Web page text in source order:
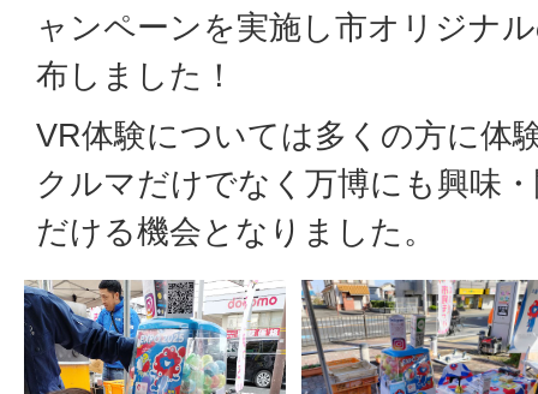
ャンペーンを実施し市オリジナ
布しました！
VR体験については多くの方に体
クルマだけでなく万博にも興味
だける機会となりました。